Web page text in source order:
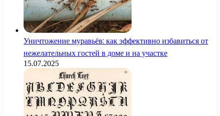
Уничтожение муравьёв: как эффективно избавиться от
нежелательных гостей в доме и на участке
15.07.2025